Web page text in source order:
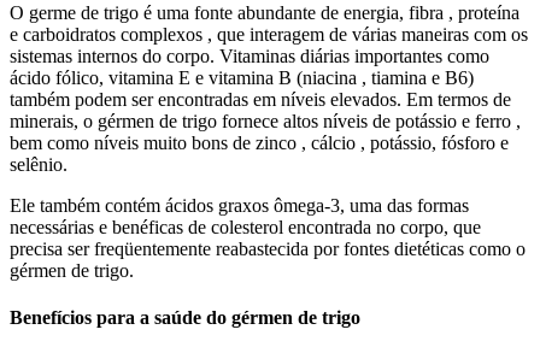
O germe de trigo é uma fonte abundante de energia, fibra , proteína
e carboidratos complexos , que interagem de várias maneiras com os
sistemas internos do corpo. Vitaminas diárias importantes como
ácido fólico, vitamina E e vitamina B (niacina , tiamina e B6)
também podem ser encontradas em níveis elevados. Em termos de
minerais, o gérmen de trigo fornece altos níveis de potássio e ferro ,
bem como níveis muito bons de zinco , cálcio , potássio, fósforo e
selênio.
Ele também contém ácidos graxos ômega-3, uma das formas
necessárias e benéficas de colesterol encontrada no corpo, que
precisa ser freqüentemente reabastecida por fontes dietéticas como o
gérmen de trigo.
Benefícios para a saúde do gérmen de trigo